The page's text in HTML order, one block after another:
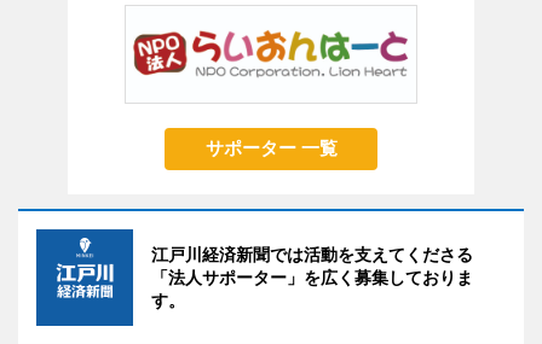
サポーター 一覧
江戸川経済新聞では活動を支えてくださる
「法人サポーター」を広く募集しておりま
す。